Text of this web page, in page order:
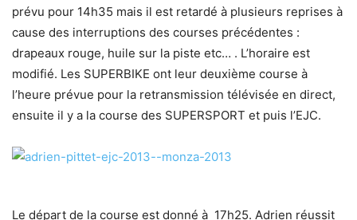
prévu pour 14h35 mais il est retardé à plusieurs reprises à
cause des interruptions des courses précédentes :
drapeaux rouge, huile sur la piste etc… . L’horaire est
modifié. Les SUPERBIKE ont leur deuxième course à
l’heure prévue pour la retransmission télévisée en direct,
ensuite il y a la course des SUPERSPORT et puis l’EJC.
Le départ de la course est donné à 17h25. Adrien réussit